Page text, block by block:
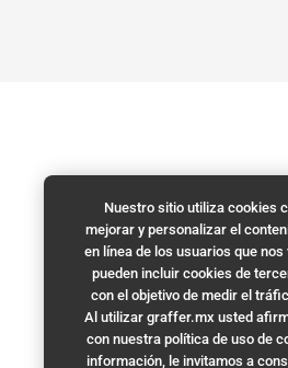
Nuestro sitio utiliza cookies
mejorar y personalizar el
en línea de los usuarios que
pueden incluir cookies de
con el objetivo de medir el
Al utilizar graffer.mx usted
con nuestra política de uso de
información, le invitamos a
Volver a la página de
Volver a la página de